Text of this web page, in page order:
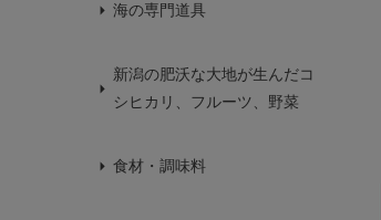
海の専門道具
新潟の肥沃な大地が生んだコ
シヒカリ、フルーツ、野菜
食材・調味料